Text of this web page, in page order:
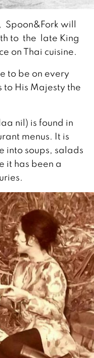
Spoon&Fork will
to the late King
on Thai cuisine.
to be on every
His Majesty the
nil) is found in
menus. It is
soups, salads
it has been a